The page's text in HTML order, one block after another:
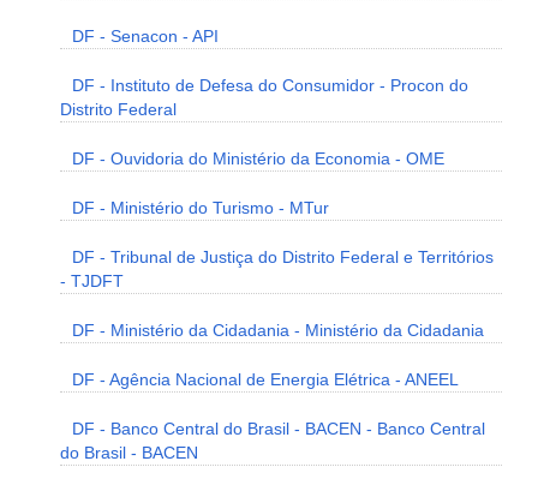
DF - Senacon - API
DF - Instituto de Defesa do Consumidor - Procon do
Distrito Federal
DF - Ouvidoria do Ministério da Economia - OME
DF - Ministério do Turismo - MTur
DF - Tribunal de Justiça do Distrito Federal e Territórios
- TJDFT
DF - Ministério da Cidadania - Ministério da Cidadania
DF - Agência Nacional de Energia Elétrica - ANEEL
DF - Banco Central do Brasil - BACEN - Banco Central
do Brasil - BACEN